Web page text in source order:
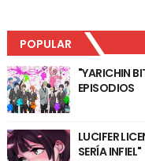
POPULAR
"YARICHIN
EPISODIOS
LUCIFER
SERÍA INFIEL"